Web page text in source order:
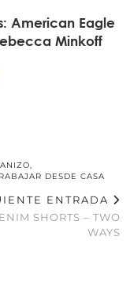
American Eagle
Minkoff
,
DESDE CASA
ENTRADA
SHORTS – TWO
WAYS